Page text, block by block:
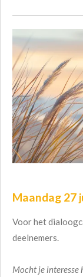
Maandag 27
Voor het
deelnemers.
Mocht je interesse